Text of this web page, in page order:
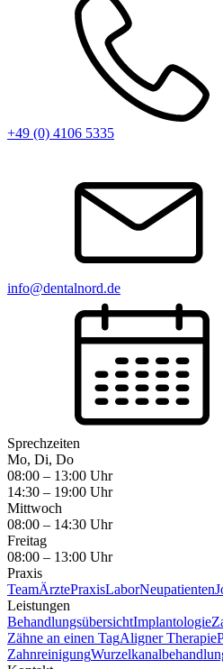
+49 (0) 4106 5335
info@dentalnord.de
Sprechzeiten
Mo, Di, Do
08:00 – 13:00 Uhr
14:30 – 19:00 Uhr
Mittwoch
08:00 – 14:30 Uhr
Freitag
08:00 – 13:00 Uhr
Praxis
TeamÄrztePraxisLaborNeupatienten
Leistungen
BehandlungsübersichtImplantologie
Zähne an einen TagAligner Therapie
Zahnreinigung